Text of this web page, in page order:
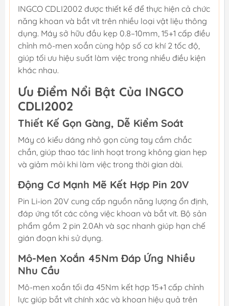
INGCO CDLI2002 được thiết kế để thực hiện cả chức
năng khoan và bắt vít trên nhiều loại vật liệu thông
dụng. Máy sở hữu đầu kẹp 0.8–10mm, 15+1 cấp điều
chỉnh mô-men xoắn cùng hộp số cơ khí 2 tốc độ,
giúp tối ưu hiệu suất làm việc trong nhiều điều kiện
khác nhau.
Ưu Điểm Nổi Bật Của INGCO
CDLI2002
Thiết Kế Gọn Gàng, Dễ Kiểm Soát
Máy có kiểu dáng nhỏ gọn cùng tay cầm chắc
chắn, giúp thao tác linh hoạt trong không gian hẹp
và giảm mỏi khi làm việc trong thời gian dài.
Động Cơ Mạnh Mẽ Kết Hợp Pin 20V
Pin Li-ion 20V cung cấp nguồn năng lượng ổn định,
đáp ứng tốt các công việc khoan và bắt vít. Bộ sản
phẩm gồm 2 pin 2.0Ah và sạc nhanh giúp hạn chế
gián đoạn khi sử dụng.
Mô-Men Xoắn 45Nm Đáp Ứng Nhiều
Nhu Cầu
Mô-men xoắn tối đa 45Nm kết hợp 15+1 cấp chỉnh
lực giúp bắt vít chính xác và khoan hiệu quả trên